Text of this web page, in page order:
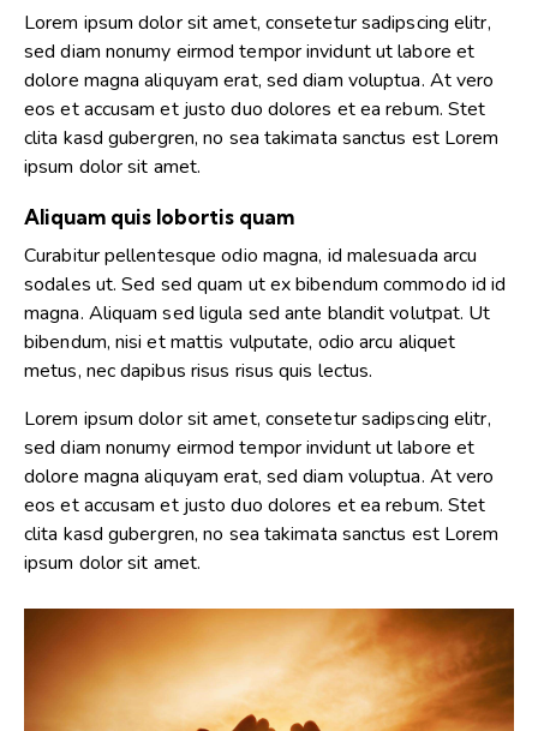
Lorem ipsum dolor sit amet, consetetur sadipscing elitr,
sed diam nonumy eirmod tempor invidunt ut labore et
dolore magna aliquyam erat, sed diam voluptua. At vero
eos et accusam et justo duo dolores et ea rebum. Stet
clita kasd gubergren, no sea takimata sanctus est Lorem
ipsum dolor sit amet.
Aliquam quis lobortis quam
Curabitur pellentesque odio magna, id malesuada arcu
sodales ut. Sed sed quam ut ex bibendum commodo id id
magna. Aliquam sed ligula sed ante blandit volutpat. Ut
bibendum, nisi et mattis vulputate, odio arcu aliquet
metus, nec dapibus risus risus quis lectus.
Lorem ipsum dolor sit amet, consetetur sadipscing elitr,
sed diam nonumy eirmod tempor invidunt ut labore et
dolore magna aliquyam erat, sed diam voluptua. At vero
eos et accusam et justo duo dolores et ea rebum. Stet
clita kasd gubergren, no sea takimata sanctus est Lorem
ipsum dolor sit amet.